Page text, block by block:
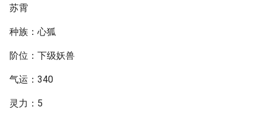
苏霄
种族：心狐
阶位：下级妖兽
气运：340
灵力：5